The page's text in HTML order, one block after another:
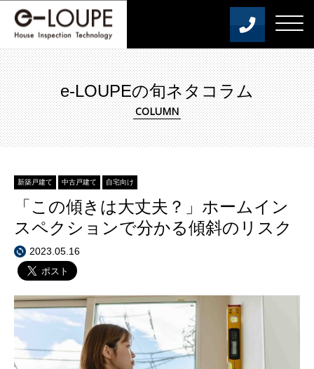
e-LOUPEの旬ネタコラム
新築戸建て 中古戸建て 自宅向け
「この傾きは大丈夫？」ホームイン
スペクションで分かる傾斜のリスク
2023.05.16